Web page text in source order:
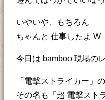
いやいや、もちろん
ちゃんと 仕事したよ W
今日は bamboo 現場の
「電撃ストライカー」
その名も「超 電撃スト